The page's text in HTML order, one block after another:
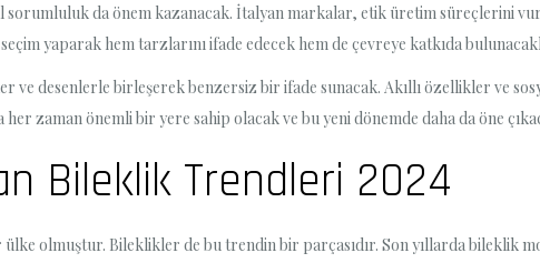
sorumluluk da önem kazanacak. İtalyan markalar, etik üretim süreçlerini
yaparak hem tarzlarını ifade edecek hem de çevreye katkıda
desenlerle birleşerek benzersiz bir ifade sunacak. Akıllı özellikler ve
zaman önemli bir yere sahip olacak ve bu yeni dönemde daha da öne
Bileklik Trendleri 2024
olmuştur. Bileklikler de bu trendin bir parçasıdır. Son yıllarda bileklik